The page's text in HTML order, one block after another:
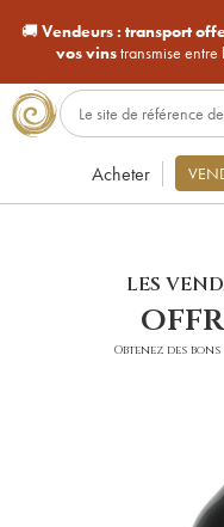
🚚Vendeurs : transport
vos vinstransmise
Acheter
LES
Obtenez des